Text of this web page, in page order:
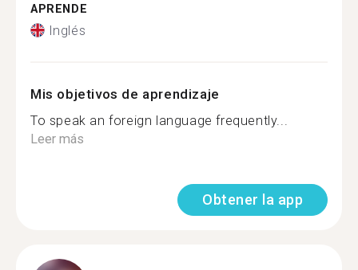
APRENDE
Inglés
Mis objetivos de aprendizaje
To speak an foreign language frequently...
Leer más
Obtener la app